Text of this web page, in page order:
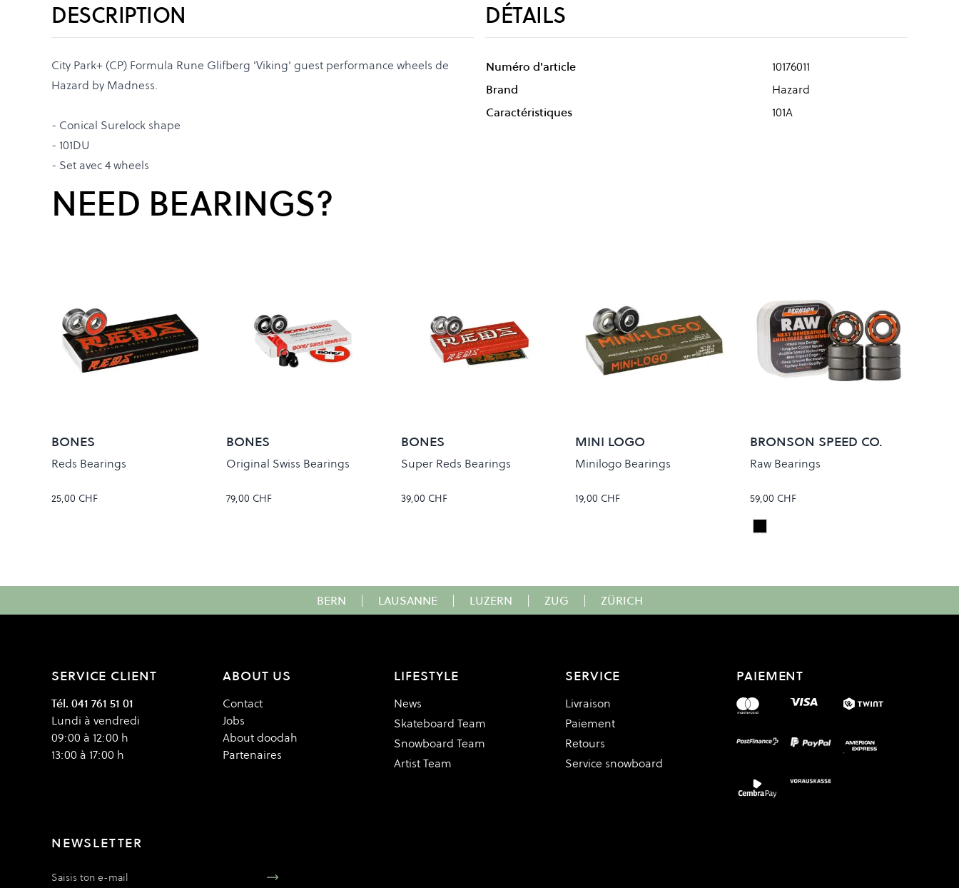
DESCRIPTION
City Park+ (CP) Formula Rune Glifberg 'Viking' guest performance wheels de
Hazard by Madness.
- Conical Surelock shape
- 101DU
- Set avec 4 wheels
DÉTAILS
Numéro d'article
10176011
Brand
Hazard
Caractéristiques
101A
NEED BEARINGS?
BONES
Reds Bearings
25,00 CHF
BONES
Original Swiss Bearings
79,00 CHF
BONES
Super Reds Bearings
39,00 CHF
MINI LOGO
Minilogo Bearings
19,00 CHF
BRONSON SPEED CO.
Raw Bearings
59,00 CHF
Colour
Black/Orange
BERN | LAUSANNE | LUZERN | ZUG | ZÜRICH
SERVICE CLIENT
Tél. 041 761 51 01
Lundi à vendredi
09:00 à 12:00 h
13:00 à 17:00 h
ABOUT US
Contact
Jobs
About doodah
Partenaires
LIFESTYLE
News
Skateboard Team
Snowboard Team
Artist Team
SERVICE
Livraison
Paiement
Retours
Service snowboard
PAIEMENT
NEWSLETTER
Adresse e-mail